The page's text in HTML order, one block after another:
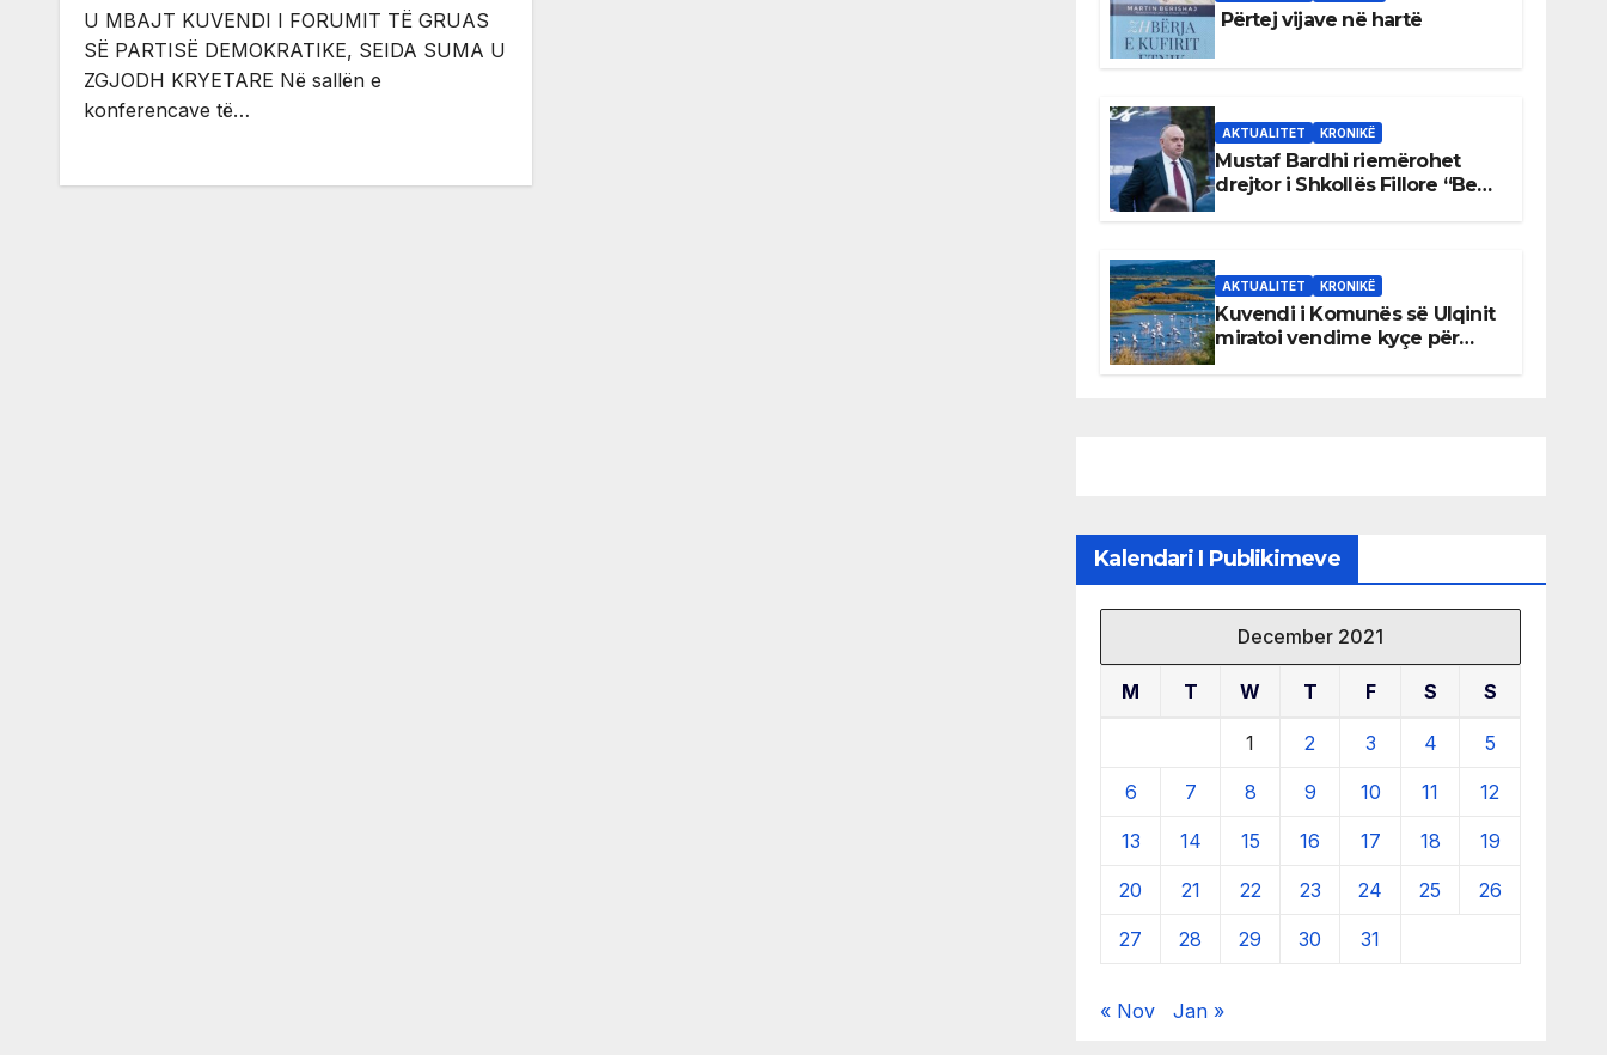
U MBAJT KUVENDI I FORUMIT TË GRUAS
SË PARTISË DEMOKRATIKE, SEIDA SUMA U
ZGJODH KRYETARE Në sallën e
konferencave të…
Përtej vijave në hartë
AKTUALITET KRONIKË
Mustaf Bardhi riemërohet
drejtor i Shkollës Fillore “Bedri
AKTUALITET KRONIKË
Kuvendi i Komunës së Ulqinit
miratoi vendime kyçe për
Kalendari I Publikimeve
December 2021
M T W T F S S
1 2 3 4 5
6 7 8 9 10 11 12
13 14 15 16 17 18 19
20 21 22 23 24 25 26
27 28 29 30 31
« Nov Jan »